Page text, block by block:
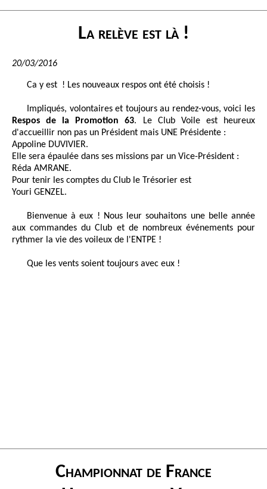
La relève est là !
20/03/2016
Ca y est ! Les nouveaux respos ont été choisis !
Impliqués, volontaires et toujours au rendez-vous, voici les
Respos de la Promotion 63. Le Club Voile est heureux
d'accueillir non pas un Président mais UNE Présidente :
Appoline DUVIVIER.
Elle sera épaulée dans ses missions par un Vice-Président :
Réda AMRANE.
Pour tenir les comptes du Club le Trésorier est
Youri GENZEL.
Bienvenue à eux ! Nous leur souhaitons une belle année
aux commandes du Club et de nombreux événements pour
rythmer la vie des voileux de l'ENTPE !
Que les vents soient toujours avec eux !
Championnat de France